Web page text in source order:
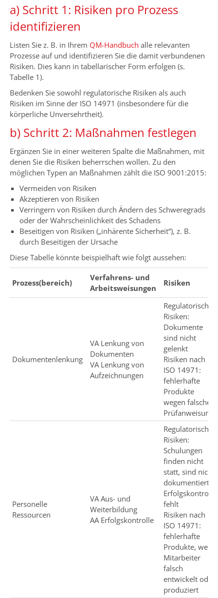
a) Schritt 1: Risiken pro Prozess
identifizieren
Listen Sie z. B. in Ihrem QM-Handbuch alle relevanten
Prozesse auf und identifizieren Sie die damit verbundenen
Risiken. Dies kann in tabellarischer Form erfolgen (s.
Tabelle 1).
Bedenken Sie sowohl regulatorische Risiken als auch
Risiken im Sinne der ISO 14971 (insbesondere für die
körperliche Unversehrtheit).
b) Schritt 2: Maßnahmen festlegen
Ergänzen Sie in einer weiteren Spalte die Maßnahmen, mit
denen Sie die Risiken beherrschen wollen. Zu den
möglichen Typen an Maßnahmen zählt die ISO 9001:2015:
Vermeiden von Risiken
Akzeptieren von Risiken
Verringern von Risiken durch Ändern des Schweregrads
oder der Wahrscheinlichkeit des Schadens
Beseitigen von Risiken („inhärente Sicherheit“), z. B.
durch Beseitigen der Ursache
Diese Tabelle könnte beispielhaft wie folgt aussehen:
Prozess(bereich)
Verfahrens- und
Arbeitsweisungen
Risiken
Dokumentenlenkung
VA Lenkung von
Dokumenten
VA Lenkung von
Aufzeichnungen
Regulatorische
Risiken:
Dokumente
sind nicht
gelenkt
Risiken nach
ISO 14971:
fehlerhafte
Produkte
wegen falscher
Prüfanweisung
Personelle
Ressourcen
VA Aus- und
Weiterbildung
AA Erfolgskontrolle
Regulatorische
Risiken:
Schulungen
finden nicht
statt, sind nicht
dokumentiert,
Erfolgskontrolle
fehlt
Risiken nach
ISO 14971:
fehlerhafte
Produkte, weil
Mitarbeiter
falsch
entwickelt oder
produziert